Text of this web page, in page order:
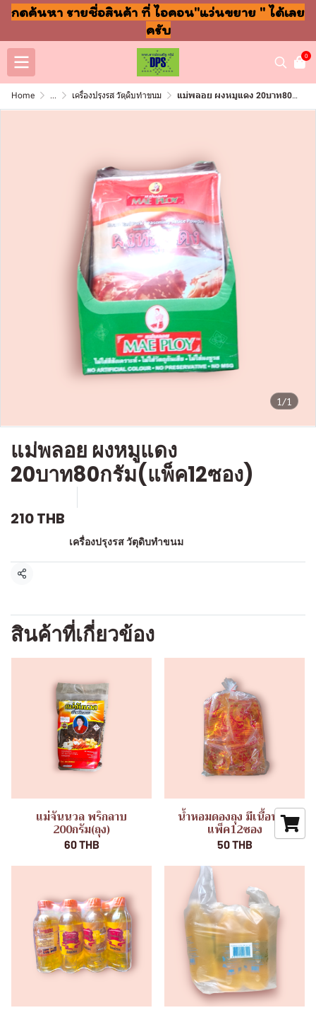
กดค้นหา รายชื่อสินค้า ที่ ไอคอน"แว่นขยาย " ได้เลย
ครับ
0
Home ... เครื่องปรุงรส วัตุดิบทำขนม แม่พลอย ผงหมูแดง 20บาท80กรัม(แพ็ค12ซอง)
1/1
แม่พลอย ผงหมูแดง
20บาท80กรัม(แพ็ค12ซอง)
210 THB
เครื่องปรุงรส วัตุดิบทำขนม
แชร์
สินค้าที่เกี่ยวข้อง
แม่จันนวล พริกลาบ
200กรัม(ถุง)
60 THB
น้ำหอมดองถุง มีเนื้อหอม
แพ็ค12ซอง
50 THB